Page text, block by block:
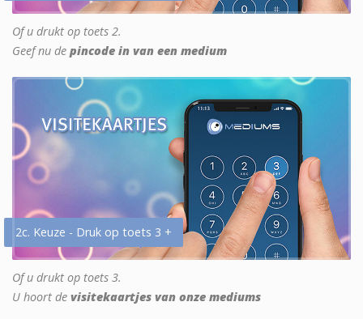
Of u drukt op toets 2.
Geef nu de pincode in van een medium
2c. Keuze - Druk op toets 3 +
Of u drukt op toets 3.
U hoort de visitekaartjes van onze mediums